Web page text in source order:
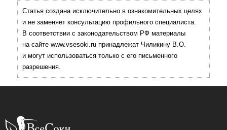
Статья создана исключительно в ознакомительных целях
и не заменяет консультацию профильного специалиста.
В соответствии с законодательством РФ материалы
на сайте www.vsesoki.ru принадлежат Чиликину В.О.
и могут использоваться только с его письменного
разрешения.